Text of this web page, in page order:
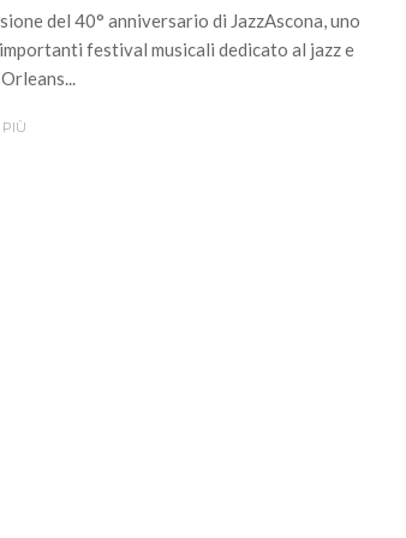
del 40° anniversario di JazzAscona, uno
festival musicali dedicato al jazz e
PIÙ